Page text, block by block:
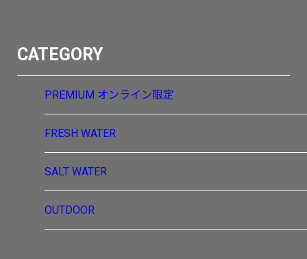
CATEGORY
PREMIUM オンライン限定
FRESH WATER
SALT WATER
OUTDOOR